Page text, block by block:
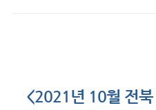
<2021 년 10월 전